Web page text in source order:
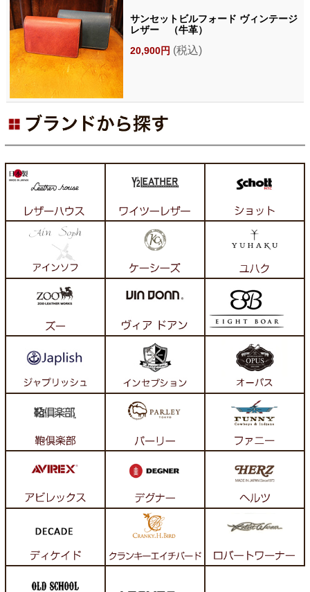
サンセットビルフォード ヴィンテージ
レザー （牛革）
20,900円 (税込)